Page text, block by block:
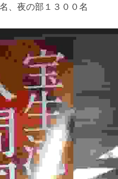
夜の部１３００名